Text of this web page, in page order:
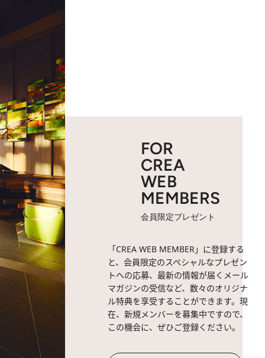
FOR
CREA
WEB
MEMBERS
会員限定プレゼント
「CREA WEB MEMBER」に登録する
と、会員限定のスペシャルなプレゼン
トへの応募、最新の情報が届くメール
マガジンの受信など、数々のオリジナ
ル特典を享受することができます。現
在、新規メンバーを募集中ですので、
この機会に、ぜひご登録ください。